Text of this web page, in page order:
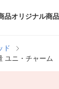
品オリジナル商品
ド
ユニ・チャーム